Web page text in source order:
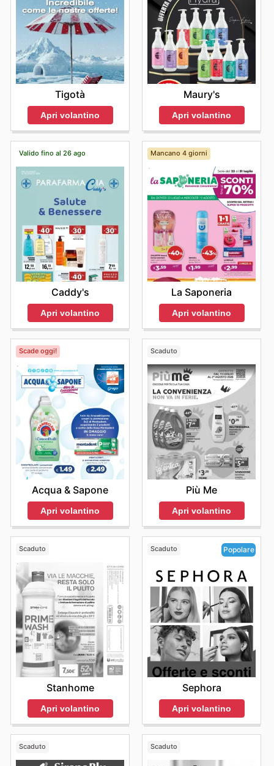
Tigotà
Apri volantino
Maury's
Apri volantino
Valido fino al 26 ago
Caddy's
Apri volantino
Mancano 4 giorni
La Saponeria
Apri volantino
Scade oggi!
Acqua & Sapone
Apri volantino
Scaduto
Più Me
Apri volantino
Scaduto
Stanhome
Apri volantino
Scaduto Popolare
Sephora
Apri volantino
Scaduto Scaduto